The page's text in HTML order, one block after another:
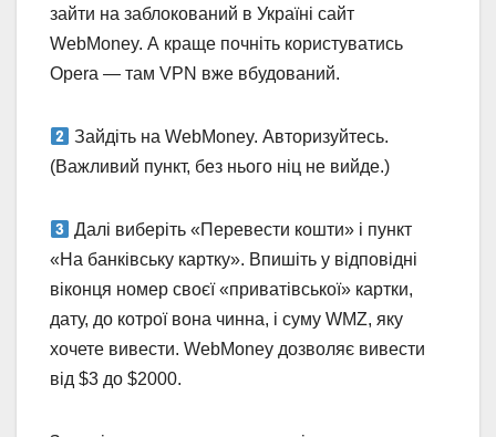
зайти на заблокований в Україні сайт
WebMoney. А краще почніть користуватись
Opera — там VPN вже вбудований.
Зайдіть на WebMoney. Авторизуйтесь.
(Важливий пункт, без нього ніц не вийде.)
Далі виберіть «Перевести кошти» і пункт
«На банківську картку». Впишіть у відповідні
віконця номер своєї «приватівської» картки,
дату, до котрої вона чинна, і суму WMZ, яку
хочете вивести. WebMoney дозволяє вивести
від $3 до $2000.